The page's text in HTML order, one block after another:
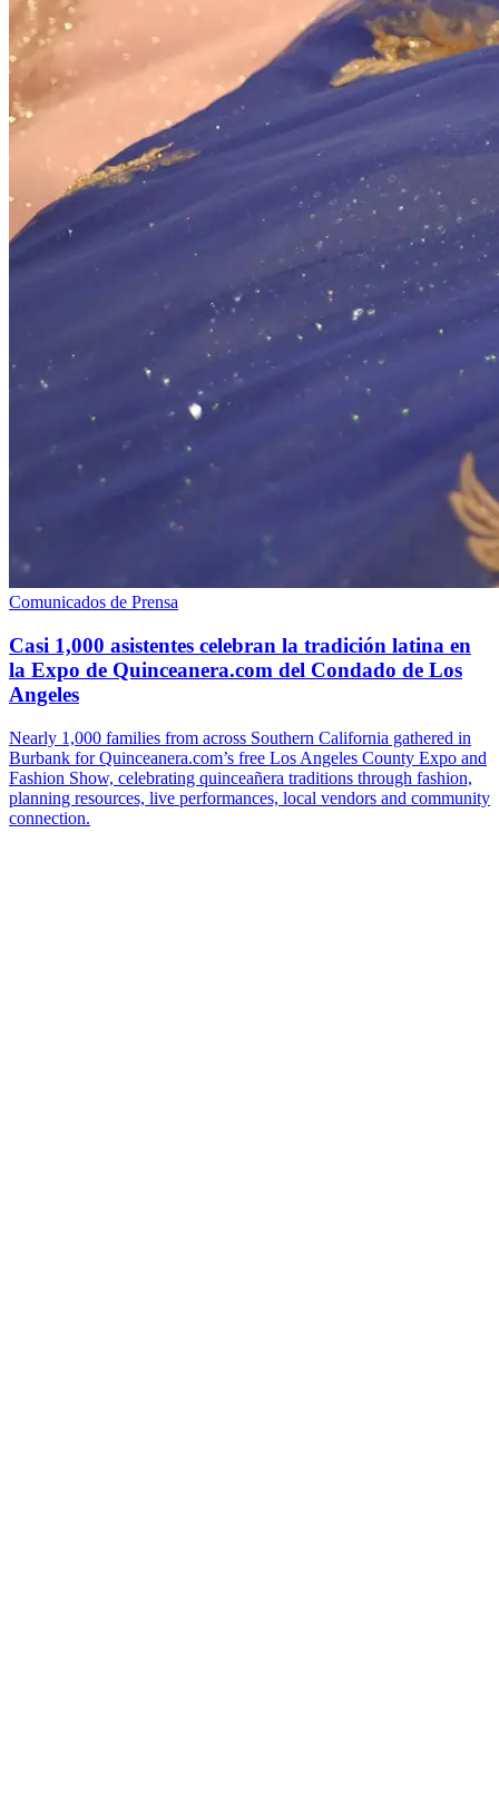
Comunicados de Prensa
Casi 1,000 asistentes celebran la tradición latina en
la Expo de Quinceanera.com del Condado de Los
Angeles
Nearly 1,000 families from across Southern California gathered in
Burbank for Quinceanera.com’s free Los Angeles County Expo and
Fashion Show, celebrating quinceañera traditions through fashion,
planning resources, live performances, local vendors and community
connection.